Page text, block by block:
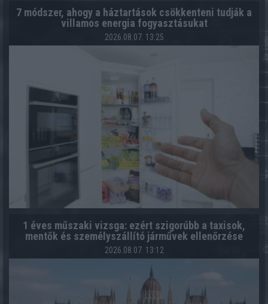
7 módszer, ahogy a háztartások csökkenteni tudják a
villamos energia fogyasztásukat
2026.08.07. 13:25
1 éves műszaki vizsga: ezért szigorúbb a taxisok,
mentők és személyszállító járművek ellenőrzése
2026.08.07. 13:12